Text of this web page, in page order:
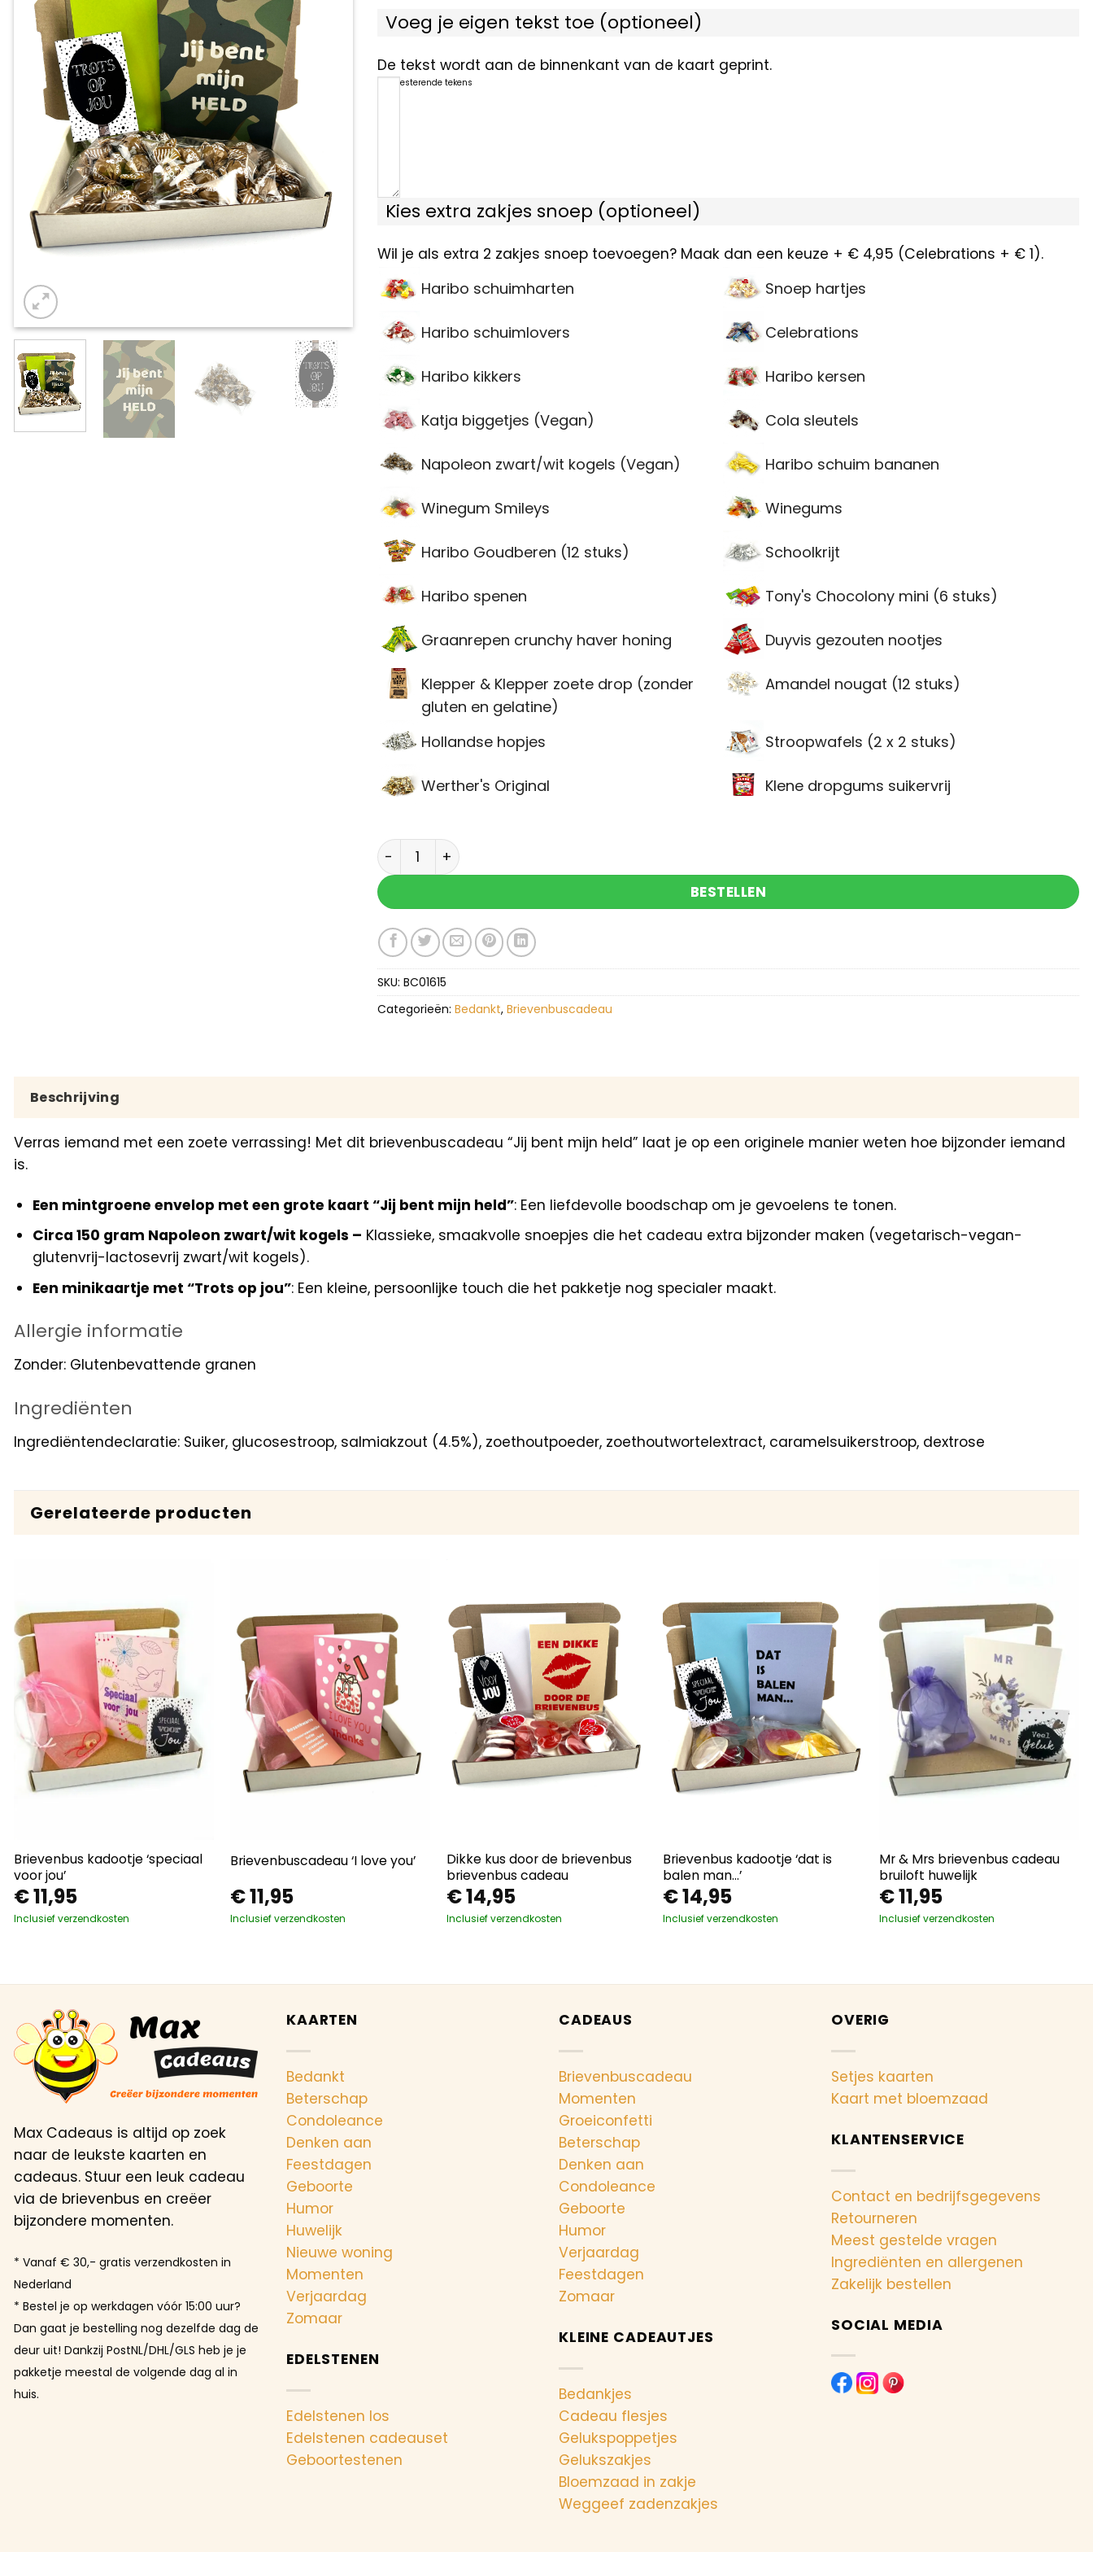
Voeg je eigen tekst toe (optioneel)
De tekst wordt aan de binnenkant van de kaart geprint.
resterende tekens
Kies extra zakjes snoep (optioneel)
Wil je als extra 2 zakjes snoep toevoegen? Maak dan een keuze + € 4,95 (Celebrations + € 1).
Haribo schuimharten Snoep hartjes
Haribo schuimlovers Celebrations
Haribo kikkers Haribo kersen
Katja biggetjes (Vegan) Cola sleutels
Napoleon zwart/wit kogels (Vegan) Haribo schuim bananen
Winegum Smileys Winegums
Haribo Goudberen (12 stuks) Schoolkrijt
Haribo spenen Tony's Chocolony mini (6 stuks)
Graanrepen crunchy haver honing Duyvis gezouten nootjes
Klepper & Klepper zoete drop (zonder
gluten en gelatine)
Amandel nougat (12 stuks)
Hollandse hopjes Stroopwafels (2 x 2 stuks)
Werther's Original Klene dropgums suikervrij
Brievenbuscadeau jij bent mijn held aantal
BESTELLEN
SKU: BC01615
Categorieën: Bedankt, Brievenbuscadeau
Beschrijving
Verras iemand met een zoete verrassing! Met dit brievenbuscadeau “Jij bent mijn held” laat je op een originele manier weten hoe bijzonder iemand
is.
Een mintgroene envelop met een grote kaart “Jij bent mijn held”: Een liefdevolle boodschap om je gevoelens te tonen.
Circa 150 gram Napoleon zwart/wit kogels – Klassieke, smaakvolle snoepjes die het cadeau extra bijzonder maken (vegetarisch-vegan-
glutenvrij-lactosevrij zwart/wit kogels).
Een minikaartje met “Trots op jou”: Een kleine, persoonlijke touch die het pakketje nog specialer maakt.
Allergie informatie
Zonder: Glutenbevattende granen
Ingrediënten
Ingrediëntendeclaratie: Suiker, glucosestroop, salmiakzout (4.5%), zoethoutpoeder, zoethoutwortelextract, caramelsuikerstroop, dextrose
Gerelateerde producten
Brievenbus kadootje ‘speciaal
voor jou’
€11,95
Inclusief verzendkosten
Brievenbuscadeau ‘I love you’
€11,95
Inclusief verzendkosten
Dikke kus door de brievenbus
brievenbus cadeau
€14,95
Inclusief verzendkosten
Brievenbus kadootje ‘dat is
balen man…’
€14,95
Inclusief verzendkosten
Mr & Mrs brievenbus cadeau
bruiloft huwelijk
€11,95
Inclusief verzendkosten
Max Cadeaus is altijd op zoek
naar de leukste kaarten en
cadeaus. Stuur een leuk cadeau
via de brievenbus en creëer
bijzondere momenten.
* Vanaf € 30,- gratis verzendkosten in
Nederland
* Bestel je op werkdagen vóór 15:00 uur?
Dan gaat je bestelling nog dezelfde dag de
deur uit! Dankzij PostNL/DHL/GLS heb je je
pakketje meestal de volgende dag al in
huis.
KAARTEN
Bedankt
Beterschap
Condoleance
Denken aan
Feestdagen
Geboorte
Humor
Huwelijk
Nieuwe woning
Momenten
Verjaardag
Zomaar
EDELSTENEN
Edelstenen los
Edelstenen cadeauset
Geboortestenen
CADEAUS
Brievenbuscadeau
Momenten
Groeiconfetti
Beterschap
Denken aan
Condoleance
Geboorte
Humor
Verjaardag
Feestdagen
Zomaar
KLEINE CADEAUTJES
Bedankjes
Cadeau flesjes
Gelukspoppetjes
Gelukszakjes
Bloemzaad in zakje
Weggeef zadenzakjes
OVERIG
Setjes kaarten
Kaart met bloemzaad
KLANTENSERVICE
Contact en bedrijfsgegevens
Retourneren
Meest gestelde vragen
Ingrediënten en allergenen
Zakelijk bestellen
SOCIAL MEDIA